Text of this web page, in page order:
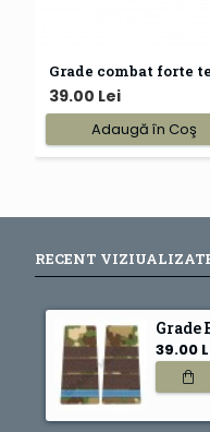
Grade combat forte
39.00 Lei
Adaugă în Coş
RECENT
39.00